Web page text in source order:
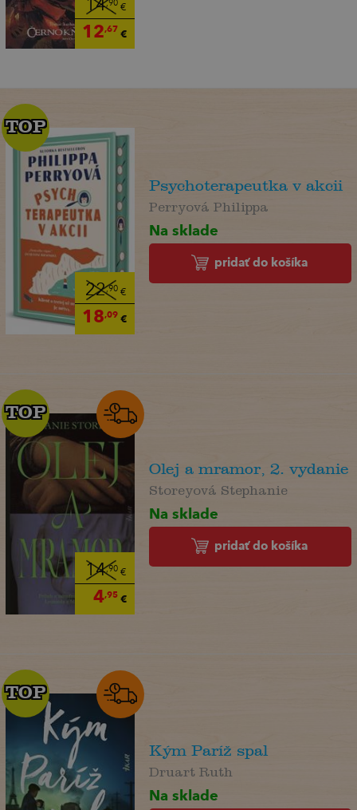
14,90€
12,67 €
22,90€
18,09€
TOP
TOP
Psychoterapeutka v akcii
Perryová Philippa
Na sklade
pridať do košíka
14,90€
4,95€
TOP
TOP
Olej a mramor, 2. vydanie
Storeyová Stephanie
Na sklade
pridať do košíka
TOP
TOP
Kým Paríž spal
Druart Ruth
Na sklade